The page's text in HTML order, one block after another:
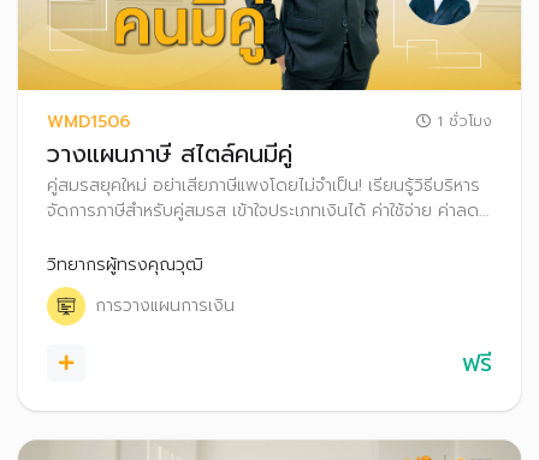
WMD1506 1 ชั่วโมง
วางแผนภาษี สไตล์คนมีคู่
คู่สมรสยุคใหม่ อย่าเสียภาษีแพงโดยไม่จำเป็น! เรียนรู้วิธีบริหาร
จัดการภาษีสำหรับคู่สมรส เข้าใจประเภทเงินได้ ค่าใช้จ่าย ค่าลด
ชาญฉลาด เพื่อลดภาระภาษี พร้อมเพิ่มเงินออมให้ครอบครัว
วิทยากรผู้ทรงคุณวุฒิ
การวางแผนการเงิน
ฟรี